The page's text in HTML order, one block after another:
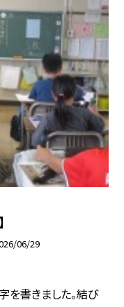
06/29
を書きました。結び